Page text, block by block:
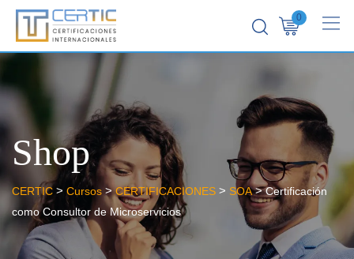
0
Shop
CERTIC > Cursos >CERTIFICACIONES > SOA>Certificación
como Consultor de Microservicios